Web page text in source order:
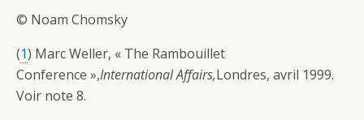
© Noam Chomsky
(1) Marc Weller, « The Rambouillet
Conference »,International Affairs,Londres, avril 1999.
Voir note 8.